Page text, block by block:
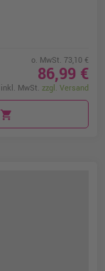
o. MwSt. 73,10 €
86,99 €
inkl. MwSt. zzgl. Versand
shopping_cart